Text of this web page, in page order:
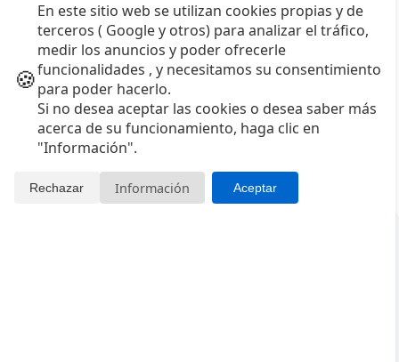
su momento natural: cuando la persona disfruta
del regalo.
Publicado: 26/02/2026.
ContenidosExperiencias Comunidad Valenciana
🍪
En este sitio web se utilizan cookies propias y de
terceros ( Google y otros) para analizar el tráfico,
medir los anuncios y poder ofrecerle
funcionalidades , y necesitamos su consentimiento
para poder hacerlo.
Si no desea aceptar las cookies o desea saber más
acerca de su funcionamiento, haga clic en
"Información".
Rechazar Información Aceptar